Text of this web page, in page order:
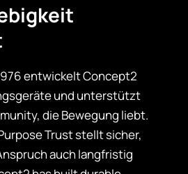
entwickelt Concept2
und unterstützt
die Bewegung liebt.
Trust stellt sicher,
auch langfristig